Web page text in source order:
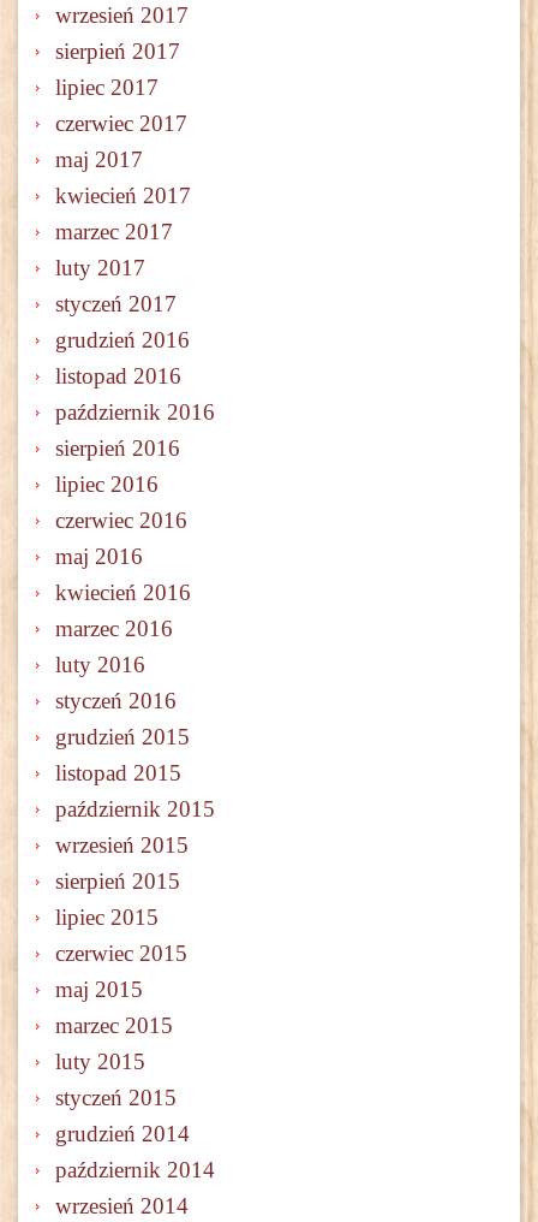
wrzesień 2017
sierpień 2017
lipiec 2017
czerwiec 2017
maj 2017
kwiecień 2017
marzec 2017
luty 2017
styczeń 2017
grudzień 2016
listopad 2016
październik 2016
sierpień 2016
lipiec 2016
czerwiec 2016
maj 2016
kwiecień 2016
marzec 2016
luty 2016
styczeń 2016
grudzień 2015
listopad 2015
październik 2015
wrzesień 2015
sierpień 2015
lipiec 2015
czerwiec 2015
maj 2015
marzec 2015
luty 2015
styczeń 2015
grudzień 2014
październik 2014
wrzesień 2014